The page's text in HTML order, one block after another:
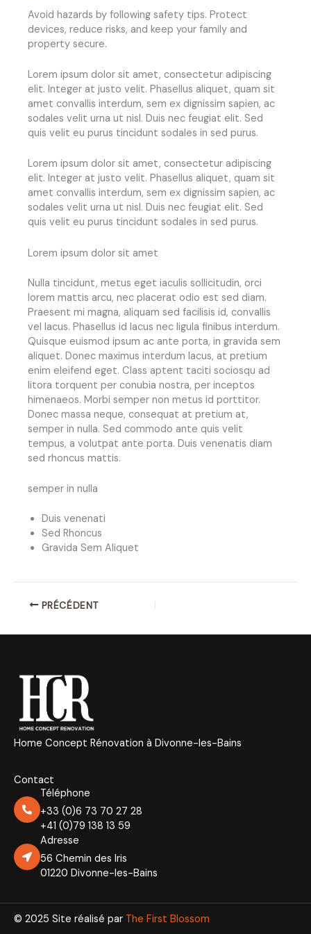
Avoid hazards by following safety tips. Protect
devices, reduce risks, and keep your family and
property secure.
Lorem ipsum dolor sit amet, consectetur adipiscing
elit. Integer at justo velit. Phasellus aliquet, quam sit
amet convallis interdum, sem ex dignissim sapien, ac
sodales velit urna ut nisl. Duis nec feugiat elit. Sed
quis velit eu purus tincidunt sodales in sed purus.
Lorem ipsum dolor sit amet, consectetur adipiscing
elit. Integer at justo velit. Phasellus aliquet, quam sit
amet convallis interdum, sem ex dignissim sapien, ac
sodales velit urna ut nisl. Duis nec feugiat elit. Sed
quis velit eu purus tincidunt sodales in sed purus.
Lorem ipsum dolor sit amet
Nulla tincidunt, metus eget iaculis sollicitudin, orci
lorem mattis arcu, nec placerat odio est sed diam.
Praesent mi magna, aliquam sed facilisis id, convallis
vel lacus. Phasellus id lacus nec ligula finibus interdum.
Quisque euismod ipsum ac ante porta, in gravida sem
aliquet. Donec maximus interdum lacus, at pretium
enim eleifend eget. Class aptent taciti sociosqu ad
litora torquent per conubia nostra, per inceptos
himenaeos. Morbi semper non metus id porttitor.
Donec massa neque, consequat at pretium at,
semper in nulla. Sed commodo ante quis velit
tempus, a volutpat ante porta. Duis venenatis diam
sed rhoncus mattis.
semper in nulla
Duis venenati
Sed Rhoncus
Gravida Sem Aliquet
PRÉCÉDENT
Home Concept Rénovation à Divonne-les-Bains
Contact
Téléphone
+33 (0)6 73 70 27 28
+41 (0)79 138 13 59
Adresse
56 Chemin des Iris
01220 Divonne-les-Bains
© 2025 Site réalisé par The First Blossom